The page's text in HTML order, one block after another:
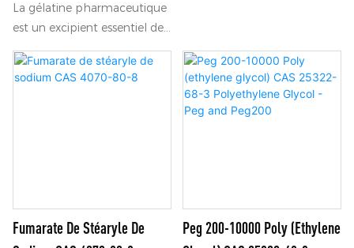
La gélatine pharmaceutique
est un excipient essentiel de
l'industrie pharmaceutique,
reconnu pour sa pureté et sa
qualité supérieure. Elle est
procédés de production
sophistiqués et rigoureux.
Elle se présente sous la
Fumarate De Stéaryle De
Peg 200-10000 Poly (ethylene